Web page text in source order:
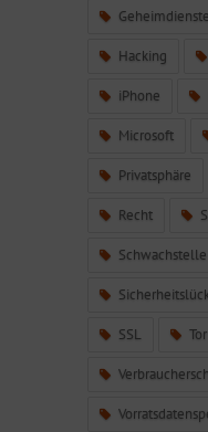
Geheimdienste
Hacking
iPhone
Microsoft
Privatsphäre
Recht
Schwachstelle
SSL Tor